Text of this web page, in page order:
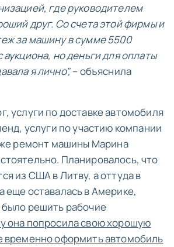
где руководителем
друг. Со счета этой фирмы и
за машину в сумме 5500
но деньги для оплаты
я лично",– объяснила
услуги по доставке автомобиля
услуги по участию компании
ремонт машины Марина
Планировалось, что
из США в Литву, а оттуда в
еще оставалась в Америке,
решить рабочие
она попросила свою хорошую
временно оформить автомобиль